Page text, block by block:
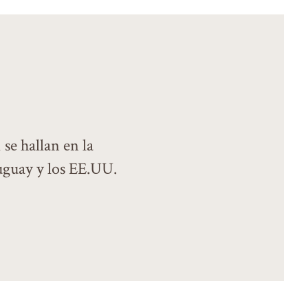
se hallan en la
y los EE.UU.